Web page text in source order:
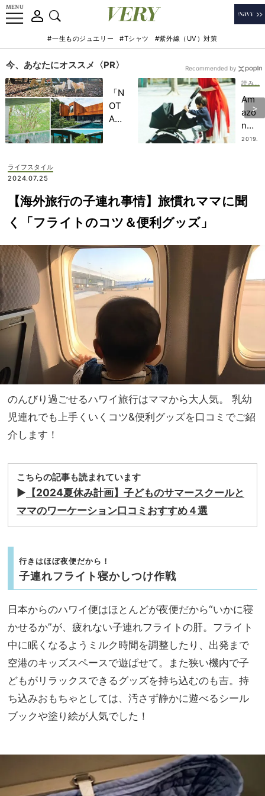
#一生ものジュエリー #Tシャツ #紫外線（UV）対策
今、あなたにオススメ〈PR〉
「N
OT
A
記憶
に一
生残
【極
家族
旅】
を
Am
azo
n大
好
辻元
ポチ
ッた
便利
な育
児グ
ッズ
2019.
Recommended by
ライフスタイル
2024.07.25
【海外旅行の子連れ事情】旅慣れママに聞
く「フライトのコツ＆便利グッズ」
のんびり過ごせるハワイ旅行はママから大人気。 乳幼
児連れでも上手くいくコツ&便利グッズを口コミでご紹
介します！
こちらの記事も読まれています
▶︎ 【2024夏休み計画】子どものサマースクールと
ママのワーケーション口コミおすすめ４選
行きはほぼ夜便だから！
子連れフライト寝かしつけ作戦
日本からのハワイ便はほとんどが夜便だから“いかに寝
かせるか”が、疲れない子連れフライトの肝。フライト
中に眠くなるようミルク時間を調整したり、出発まで
空港のキッズスペースで遊ばせて。また狭い機内で子
どもがリラックスできるグッズを持ち込むのも吉。持
ち込みおもちゃとしては、汚さず静かに遊べるシール
ブックや塗り絵が人気でした！